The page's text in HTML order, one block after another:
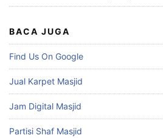
BACA JUGA
Find Us On Google
Jual Karpet Masjid
Jam Digital Masjid
Partisi Shaf Masjid